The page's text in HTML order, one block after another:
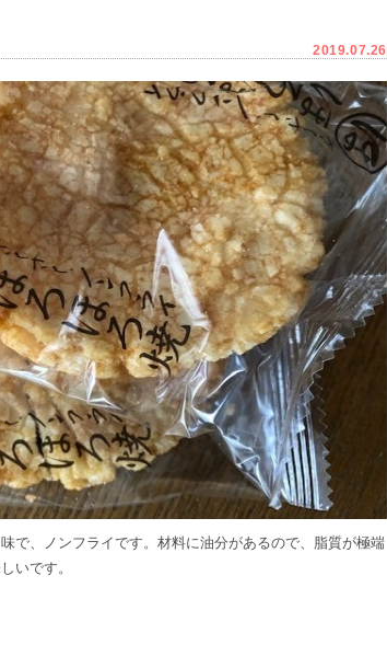
2019.07.26
で、ノンフライです。材料に油分があるので、脂質が極端
いです。